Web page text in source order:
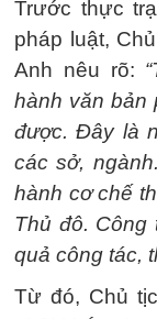
Trước thực
pháp luật,
Anh nêu rõ:
hành văn bản
được. Đây là
các sở,
hành cơ chế
Thủ đô. Công
quả công tác,
Từ đó, Chủ